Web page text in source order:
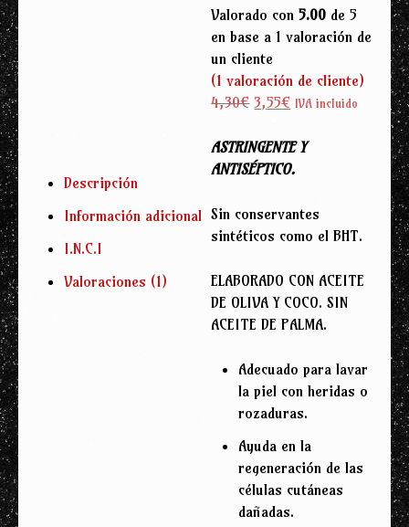
Valorado con5.00 de 5
en base a1 valoración de
un cliente
(1 valoración de cliente)
4,30€ El
original
era:
3,55€ El
actual
es:
IVA incluido
ASTRINGENTE Y
ANTISÉPTICO.
Sin conservantes
sintéticos como el BHT.
ELABORADO CON ACEITE
DE OLIVA Y COCO. SIN
ACEITE DE PALMA.
Adecuado para lavar
la piel con heridas o
rozaduras.
Ayuda en la
regeneración de las
células cutáneas
dañadas.
Descripción
Información adicional
I.N.C.I
Valoraciones (1)